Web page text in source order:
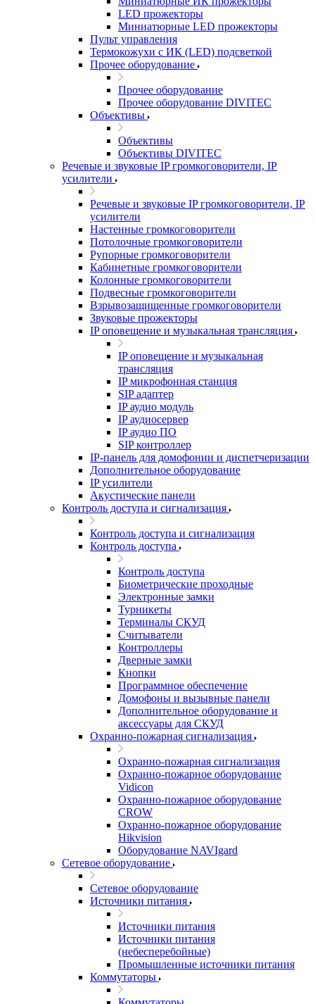
LED прожекторы
Миниатюрные LED прожекторы
Пульт управления
Термокожухи с ИК (LED) подсветкой
Прочее оборудование
Прочее оборудование
Прочее оборудование DIVITEC
Объективы
Объективы
Объективы DIVITEC
Речевые и звуковые IP громкоговорители, IP
усилители
Речевые и звуковые IP громкоговорители, IP
усилители
Настенные громкоговорители
Потолочные громкоговорители
Рупорные громкоговорители
Кабинетные громкоговорители
Колонные громкоговорители
Подвесные громкоговорители
Взрывозащищенные громкоговорители
Звуковые прожекторы
IP оповещение и музыкальная трансляция
IP оповещение и музыкальная
трансляция
IP микрофонная станция
SIP адаптер
IP аудио модуль
IP аудиосервер
IP аудио ПО
SIP контроллер
IP-панель для домофонии и диспетчеризации
Дополнительное оборудование
IP усилители
Акустические панели
Контроль доступа и сигнализация
Контроль доступа и сигнализация
Контроль доступа
Контроль доступа
Биометрические проходные
Электронные замки
Турникеты
Терминалы СКУД
Считыватели
Контроллеры
Дверные замки
Кнопки
Программное обеспечение
Домофоны и вызывные панели
Дополнительное оборудование и
аксессуары для СКУД
Охранно-пожарная сигнализация
Охранно-пожарная сигнализация
Охранно-пожарное оборудование
Vidicon
Охранно-пожарное оборудование
CROW
Охранно-пожарное оборудование
Hikvision
Оборудование NAVIgard
Сетевое оборудование
Сетевое оборудование
Источники питания
Источники питания
Источники питания
(небесперебойные)
Промышленные источники питания
Коммутаторы